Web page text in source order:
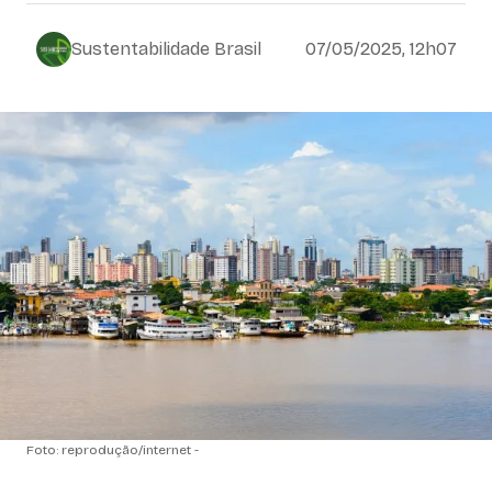
Sustentabilidade Brasil 07/05/2025, 12h07
Foto: reprodução/internet -